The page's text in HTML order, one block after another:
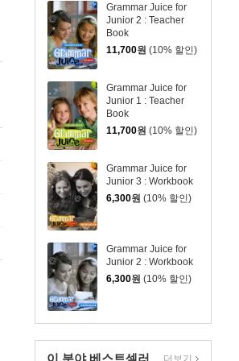
Grammar Juice for
Junior 2 : Teacher
Book
11,700원 (10% 할인)
Grammar Juice for
Junior 1 : Teacher
Book
11,700원 (10% 할인)
Grammar Juice for
Junior 3 : Workbook
6,300원 (10% 할인)
Grammar Juice for
Junior 2 : Workbook
6,300원 (10% 할인)
이 분야 베스트셀러 더보기